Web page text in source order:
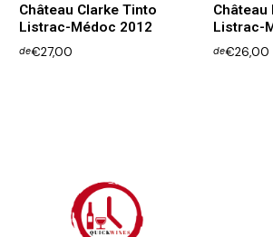
Château Clarke Tinto
Listrac-Médoc 2012
de€27,00
Château
Listrac-
de€26,00